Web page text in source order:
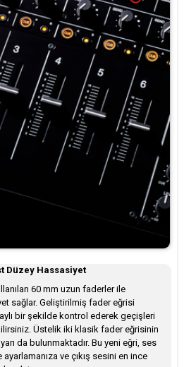
Düzey Hassasiyet
60 mm uzun faderler ile
sağlar. Geliştirilmiş fader eğrisi
bir şekilde kontrol ederek geçişleri
Üstelik iki klasik fader eğrisinin
da bulunmaktadır. Bu yeni eğri, ses
ve çıkış sesini en ince